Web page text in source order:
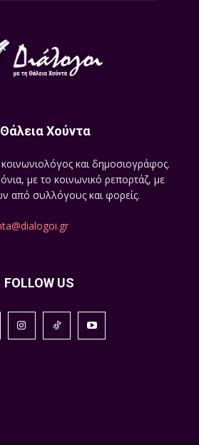
Χούντα
και δημοσιογράφος.
με το κοινωνικό ρεπορτάζ, με
από συλλόγους και φορείς.
FOLLOW US